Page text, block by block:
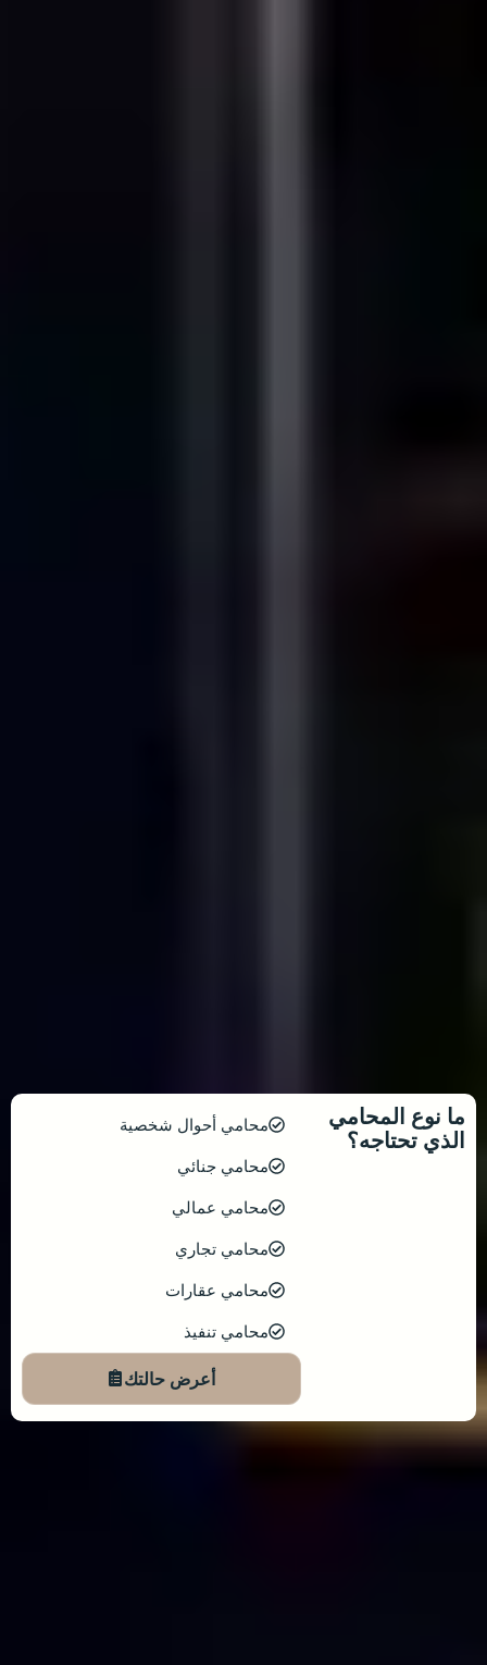
ما نوع المحامي
الذي تحتاجه؟
محامي أحوال شخصية
محامي جنائي
محامي عمالي
محامي تجاري
محامي عقارات
محامي تنفيذ
أعرض حالتك